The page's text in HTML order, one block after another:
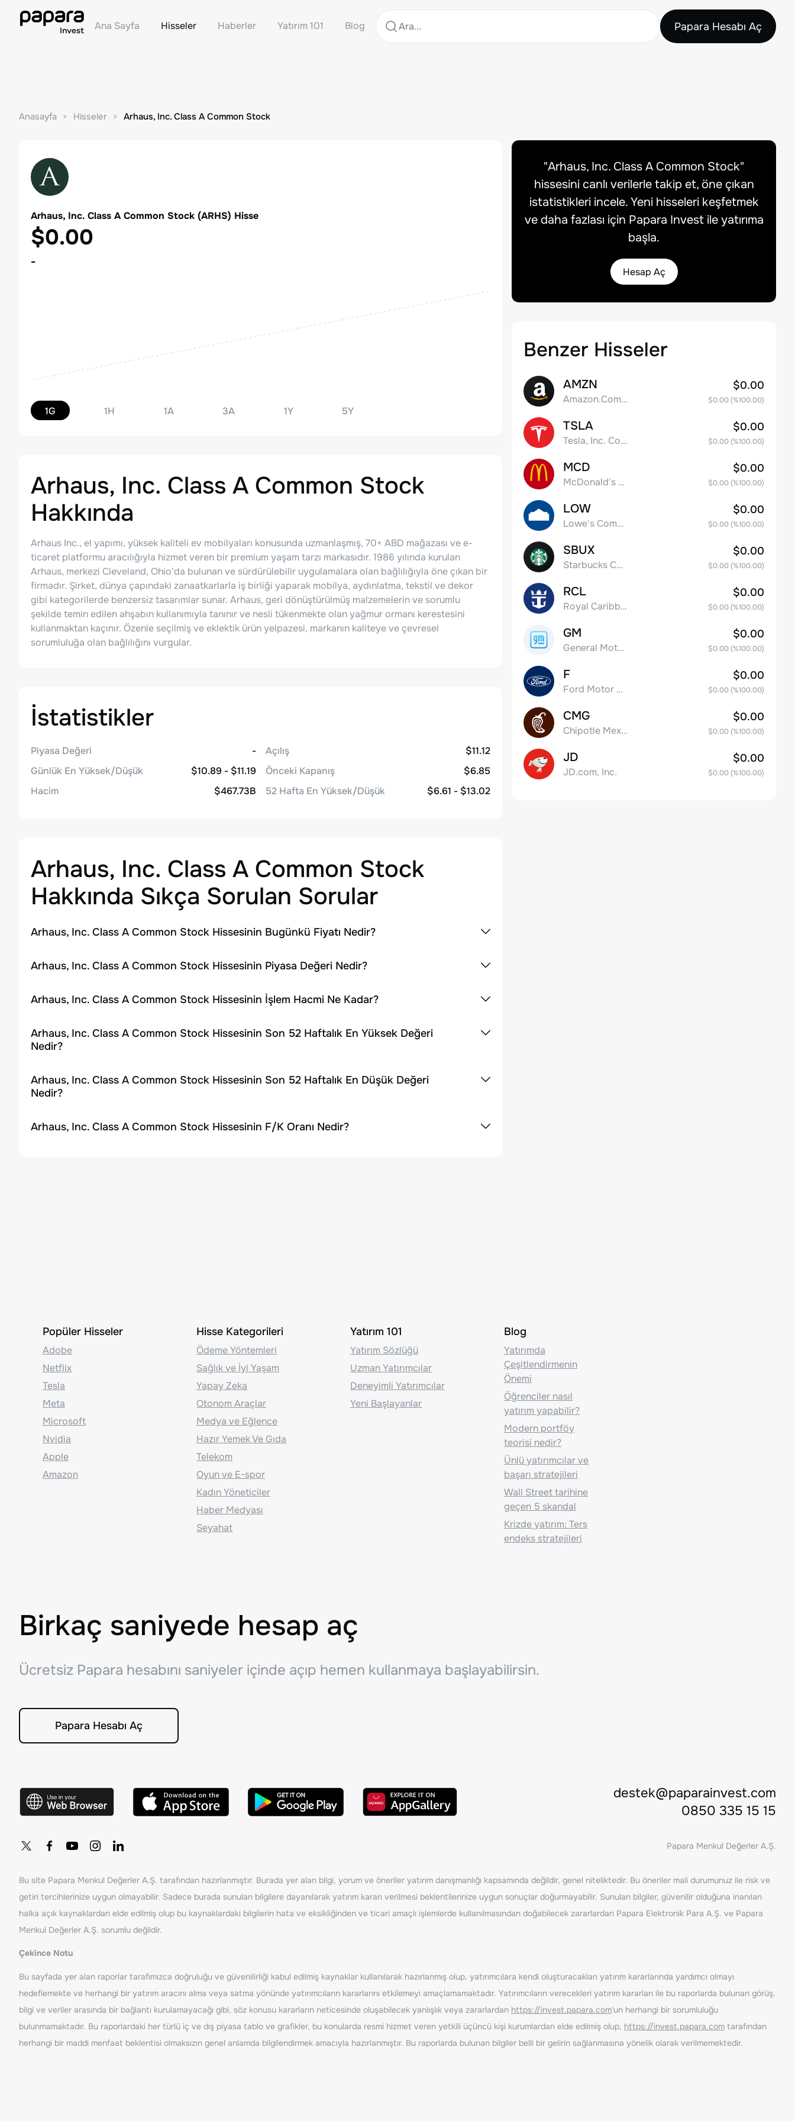
Ana Sayfa Hisseler Haberler Yatırım 101 Blog Papara Hesabı Aç
Anasayfa Hisseler Arhaus, Inc. Class A Common Stock
Arhaus, Inc. Class A Common Stock (ARHS) Hisse
$0.00
-
1G 1H 1A 3A 1Y 5Y
Arhaus, Inc. Class A Common Stock
Hakkında
Arhaus Inc., el yapımı, yüksek kaliteli ev mobilyaları konusunda uzmanlaşmış, 70+ ABD mağazası ve e-
ticaret platformu aracılığıyla hizmet veren bir premium yaşam tarzı markasıdır. 1986 yılında kurulan
Arhaus, merkezi Cleveland, Ohio'da bulunan ve sürdürülebilir uygulamalara olan bağlılığıyla öne çıkan bir
firmadır. Şirket, dünya çapındaki zanaatkarlarla iş birliği yaparak mobilya, aydınlatma, tekstil ve dekor
gibi kategorilerde benzersiz tasarımlar sunar. Arhaus, geri dönüştürülmüş malzemelerin ve sorumlu
şekilde temin edilen ahşabın kullanımıyla tanınır ve nesli tükenmekte olan yağmur ormanı kerestesini
kullanmaktan kaçınır. Özenle seçilmiş ve eklektik ürün yelpazesi, markanın kaliteye ve çevresel
sorumluluğa olan bağlılığını vurgular.
İstatistikler
Piyasa Değeri
-
Günlük En Yüksek/Düşük
$10.89 - $11.19
Hacim
$467.73B
Açılış
$11.12
Önceki Kapanış
$6.85
52 Hafta En Yüksek/Düşük
$6.61 - $13.02
Arhaus, Inc. Class A Common Stock
Hakkında Sıkça Sorulan Sorular
Arhaus, Inc. Class A Common Stock Hissesinin Bugünkü Fiyatı Nedir?
Arhaus, Inc. Class A Common Stock Hissesinin Piyasa Değeri Nedir?
Arhaus, Inc. Class A Common Stock Hissesinin İşlem Hacmi Ne Kadar?
Arhaus, Inc. Class A Common Stock Hissesinin Son 52 Haftalık En Yüksek Değeri
Nedir?
Arhaus, Inc. Class A Common Stock Hissesinin Son 52 Haftalık En Düşük Değeri
Nedir?
Arhaus, Inc. Class A Common Stock Hissesinin F/K Oranı Nedir?
"Arhaus, Inc. Class A Common Stock"
hissesini canlı verilerle takip et, öne çıkan
istatistikleri incele. Yeni hisseleri keşfetmek
ve daha fazlası için Papara Invest ile yatırıma
başla.
Hesap Aç
Benzer Hisseler
AMZN
Amazon.Com Inc
$0.00
$0.00(%100.00)
TSLA
Tesla, Inc. Common Stock
$0.00
$0.00(%100.00)
MCD
McDonald's Corporation
$0.00
$0.00(%100.00)
LOW
Lowe's Companies Inc.
$0.00
$0.00(%100.00)
SBUX
Starbucks Corp
$0.00
$0.00(%100.00)
RCL
Royal Caribbean Group
$0.00
$0.00(%100.00)
GM
General Motors Company
$0.00
$0.00(%100.00)
F
Ford Motor Company
$0.00
$0.00(%100.00)
CMG
Chipotle Mexican Grill, Inc.
$0.00
$0.00(%100.00)
JD
JD.com, Inc.
$0.00
$0.00(%100.00)
Popüler Hisseler
Adobe
Netflix
Tesla
Meta
Microsoft
Nvidia
Apple
Amazon
Hisse Kategorileri
Ödeme Yöntemleri
Sağlık ve İyi Yaşam
Yapay Zeka
Otonom Araçlar
Medya ve Eğlence
Hazır Yemek Ve Gıda
Telekom
Oyun ve E-spor
Kadın Yöneticiler
Haber Medyası
Seyahat
Yatırım 101
Yatırım Sözlüğü
Uzman Yatırımcılar
Deneyimli Yatırımcılar
Yeni Başlayanlar
Blog
Yatırımda
Çeşitlendirmenin
Önemi
Öğrenciler nasıl
yatırım yapabilir?
Modern portföy
teorisi nedir?
Ünlü yatırımcılar ve
başarı stratejileri
Wall Street tarihine
geçen 5 skandal
Krizde yatırım: Ters
endeks stratejileri
Birkaç saniyede hesap aç
Ücretsiz Papara hesabını saniyeler içinde açıp hemen kullanmaya başlayabilirsin.
Papara Hesabı Aç
destek@paparainvest.com
0850 335 15 15
Papara Menkul Değerler A.Ş.
Bu site Papara Menkul Değerler A.Ş. tarafından hazırlanmıştır. Burada yer alan bilgi, yorum ve öneriler yatırım danışmanlığı kapsamında değildir, genel niteliktedir. Bu öneriler mali durumunuz ile risk ve
getiri tercihlerinize uygun olmayabilir. Sadece burada sunulan bilgilere dayanılarak yatırım kararı verilmesi beklentilerinize uygun sonuçlar doğurmayabilir. Sunulan bilgiler, güvenilir olduğuna inanılan
halka açık kaynaklardan elde edilmiş olup bu kaynaklardaki bilgilerin hata ve eksikliğinden ve ticari amaçlı işlemlerde kullanılmasından doğabilecek zararlardan Papara Elektronik Para A.Ş. ve Papara
Menkul Değerler A.Ş. sorumlu değildir.
Çekince Notu
Bu sayfada yer alan raporlar tarafımızca doğruluğu ve güvenilirliği kabul edilmiş kaynaklar kullanılarak hazırlanmış olup, yatırımcılara kendi oluşturacakları yatırım kararlarında yardımcı olmayı
hedeflemekte ve herhangi bir yatırım aracını alma veya satma yönünde yatırımcıların kararlarını etkilemeyi amaçlamamaktadır. Yatırımcıların verecekleri yatırım kararları ile bu raporlarda bulunan görüş,
bilgi ve veriler arasında bir bağlantı kurulamayacağı gibi, söz konusu kararların neticesinde oluşabilecek yanlışlık veya zararlardan https://invest.papara.com'un herhangi bir sorumluluğu
bulunmamaktadır. Bu raporlardaki her türlü iç ve dış piyasa tablo ve grafikler, bu konularda resmi hizmet veren yetkili üçüncü kişi kurumlardan elde edilmiş olup, https://invest.papara.com tarafından
herhangi bir maddi menfaat beklentisi olmaksızın genel anlamda bilgilendirmek amacıyla hazırlanmıştır. Bu raporlarda bulunan bilgiler belli bir gelirin sağlanmasına yönelik olarak verilmemektedir.